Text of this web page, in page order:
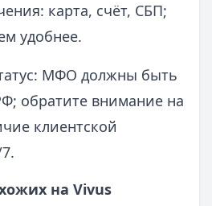
карта, счёт, СБП;
удобнее.
МФО должны быть
обратите внимание на
клиентской
на Vivus